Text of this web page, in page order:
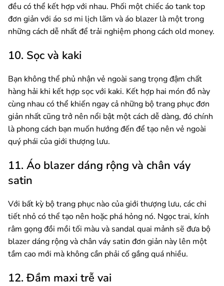
đều có thể kết hợp với nhau. Phối một chiếc áo tank top
đơn giản với áo sơ mi lịch lãm và áo blazer là một trong
những cách dễ nhất để trải nghiệm phong cách old money.
10. Sọc và kaki
Bạn không thể phủ nhận vẻ ngoài sang trọng đậm chất
hàng hải khi kết hợp sọc với kaki. Kết hợp hai món đồ này
cùng nhau có thể khiến ngay cả những bộ trang phục đơn
giản nhất cũng trở nên nổi bật một cách dễ dàng, đó chính
là phong cách bạn muốn hướng đến để tạo nên vẻ ngoài
quý phái của giới thượng lưu.
11. Áo blazer dáng rộng và chân váy
satin
Với bất kỳ bộ trang phục nào của giới thượng lưu, các chi
tiết nhỏ có thể tạo nên hoặc phá hỏng nó. Ngọc trai, kính
râm gọng đồi mồi tối màu và sandal quai mảnh sẽ đưa bộ
blazer dáng rộng và chân váy satin đơn giản này lên một
tầm cao mới mà không cần phải cố gắng quá nhiều.
12. Đầm maxi trễ vai